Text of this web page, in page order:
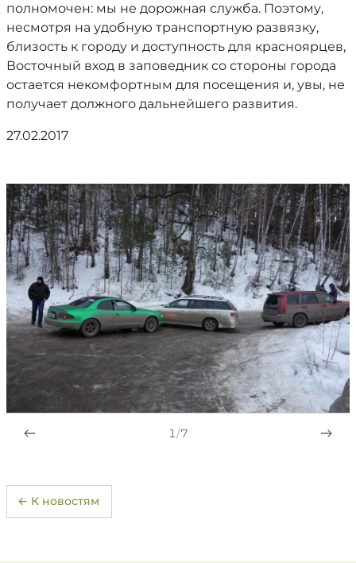
полномочен: мы не дорожная служба. Поэтому,
несмотря на удобную транспортную развязку,
близость к городу и доступность для красноярцев,
Восточный вход в заповедник со стороны города
остается некомфортным для посещения и, увы, не
получает должного дальнейшего развития.
27.02.2017
1/7
← К новостям